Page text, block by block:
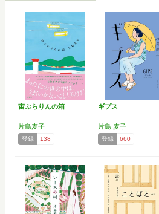
宙ぶらりんの箱
片島麦子
登録 138
ギプス
片島 麦子
登録 660